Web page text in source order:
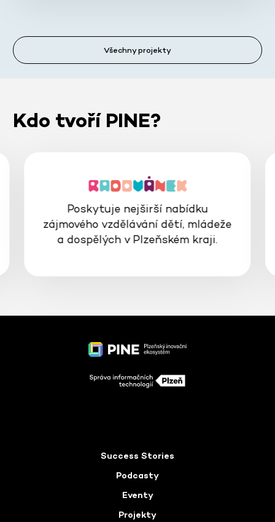
Všechny projekty
Kdo tvoří PINE?
Poskytuje nejširší nabídku
zájmového vzdělávání dětí, mládeže
a dospělých v Plzeňském kraji.
Success Stories
Podcasty
Eventy
Projekty